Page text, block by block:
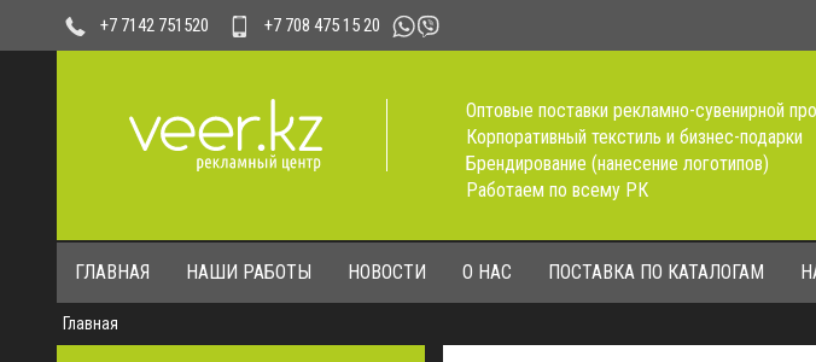
+7 7142 751520 +7 708 475 15 20
Оптовые поставки рекламно-сувенирной
Корпоративный текстиль и бизнес-подарки
Брендирование (нанесение логотипов)
Работаем по всему РК
ГЛАВНАЯ НАШИ РАБОТЫ НОВОСТИ О НАС ПОСТАВКА ПО КАТАЛОГАМ
Главная